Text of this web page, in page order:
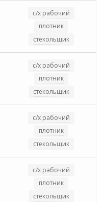
с/х рабочий
плотник
стекольщик
с/х рабочий
плотник
стекольщик
с/х рабочий
плотник
стекольщик
с/х рабочий
плотник
стекольщик